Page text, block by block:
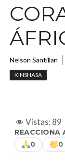
Nelson Santillan
KINSHASA
Vistas: 89
REACCIONA
0
0